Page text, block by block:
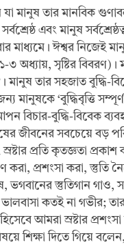
যা মানুষ তার মানবিক
এবং মানুষ
মাধ্যমে। ঈশ্বর নিজেই
৩ অধ্যায়, সৃষ্টির
মানুষ তার সহজাত বুদ্ধি-
‘বুদ্ধিবৃত্তি সম্পূর্ণ
বিচার-বুদ্ধি-বিবেক
জীবনের সবচেয়ে বড়
প্রতি কৃতজ্ঞতা
করা, প্রশংসা করা, স্তুতি
ভগবানের স্তুতিগান
কতই না গভীর; তার
হিসেবে আমরা স্রষ্টার
শিক্ষা দিতে গিয়ে